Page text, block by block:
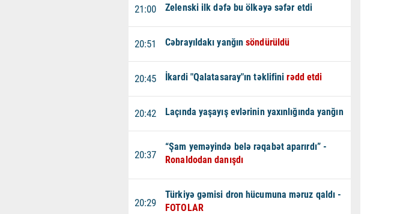
21:00 Zelenski ilk dəfə bu ölkəyə səfər etdi
20:51 Cəbrayıldakı yanğınsöndürüldü
20:45 İkardi "Qalatasaray"ın təklifinirədd etdi
20:42 Laçında yaşayış evlərinin yaxınlığında yanğın
20:37
“Şam yeməyində belə rəqabət aparırdı” -
Ronaldodan danışdı
20:29
Türkiyə gəmisi dron hücumuna məruz qaldı -
FOTOLAR